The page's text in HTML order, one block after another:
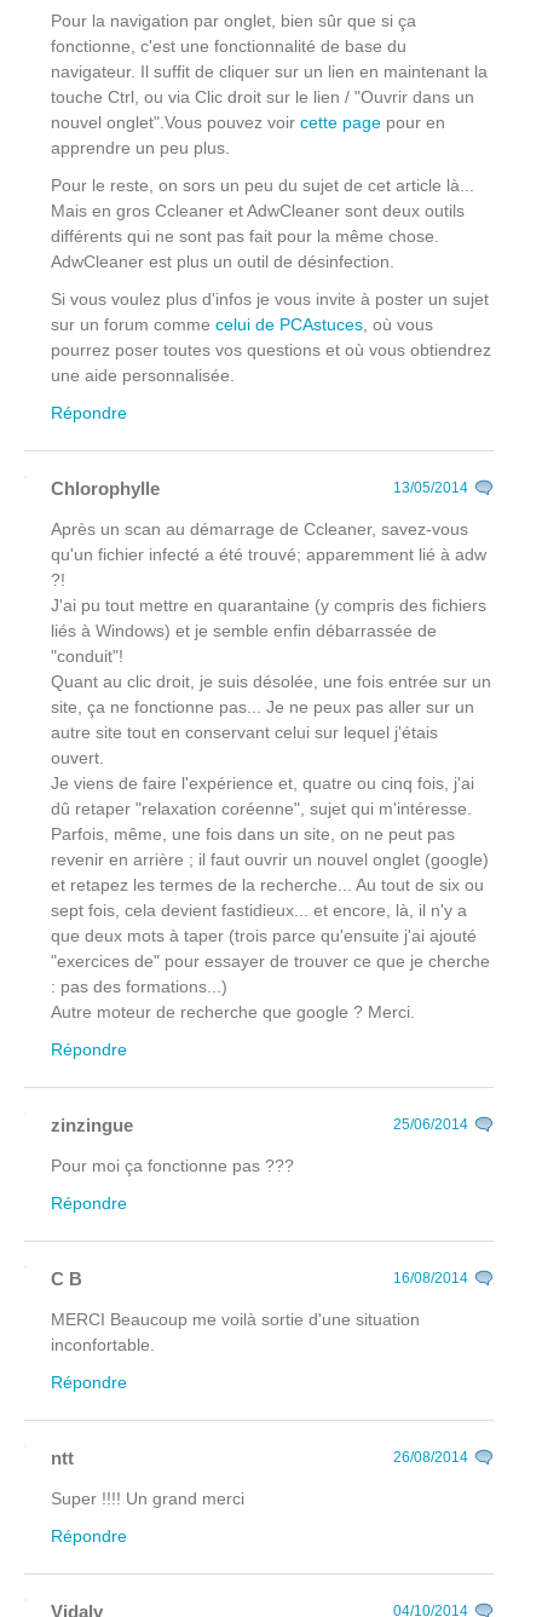
Pour la navigation par onglet, bien sûr que si ça
fonctionne, c'est une fonctionnalité de base du
navigateur. Il suffit de cliquer sur un lien en maintenant la
touche Ctrl, ou via Clic droit sur le lien / "Ouvrir dans un
nouvel onglet".Vous pouvez voir cette page pour en
apprendre un peu plus.
Pour le reste, on sors un peu du sujet de cet article là...
Mais en gros Ccleaner et AdwCleaner sont deux outils
différents qui ne sont pas fait pour la même chose.
AdwCleaner est plus un outil de désinfection.
Si vous voulez plus d'infos je vous invite à poster un sujet
sur un forum comme celui de PCAstuces, où vous
pourrez poser toutes vos questions et où vous obtiendrez
une aide personnalisée.
Répondre
Chlorophylle 13/05/2014
Après un scan au démarrage de Ccleaner, savez-vous
qu'un fichier infecté a été trouvé; apparemment lié à adw
?!
J'ai pu tout mettre en quarantaine (y compris des fichiers
liés à Windows) et je semble enfin débarrassée de
"conduit"!
Quant au clic droit, je suis désolée, une fois entrée sur un
site, ça ne fonctionne pas... Je ne peux pas aller sur un
autre site tout en conservant celui sur lequel j'étais
ouvert.
Je viens de faire l'expérience et, quatre ou cinq fois, j'ai
dû retaper "relaxation coréenne", sujet qui m'intéresse.
Parfois, même, une fois dans un site, on ne peut pas
revenir en arrière ; il faut ouvrir un nouvel onglet (google)
et retapez les termes de la recherche... Au tout de six ou
sept fois, cela devient fastidieux... et encore, là, il n'y a
que deux mots à taper (trois parce qu'ensuite j'ai ajouté
"exercices de" pour essayer de trouver ce que je cherche
: pas des formations...)
Autre moteur de recherche que google ? Merci.
Répondre
zinzingue 25/06/2014
Pour moi ça fonctionne pas ???
Répondre
C B 16/08/2014
MERCI Beaucoup me voilà sortie d'une situation
inconfortable.
Répondre
ntt 26/08/2014
Super !!!! Un grand merci
Répondre
Vidalv 04/10/2014